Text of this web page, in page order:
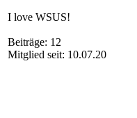
I love WSUS!
Beiträge: 12
Mitglied seit: 10.07.20